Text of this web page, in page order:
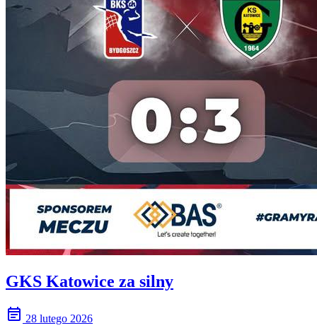
GKS Katowice za silny
event_note 28 lutego 2026